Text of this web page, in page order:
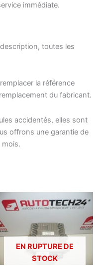
immédiate.
toutes les
la référence
du fabricant.
accidentés, elles sont
offrons une garantie de
EN RUPTURE DE
STOCK